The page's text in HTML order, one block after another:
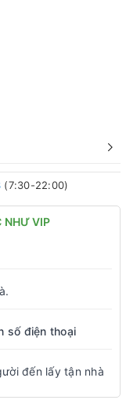
(7:30-22:00)
NHƯ VIP
số điện thoại
đến lấy tận nhà